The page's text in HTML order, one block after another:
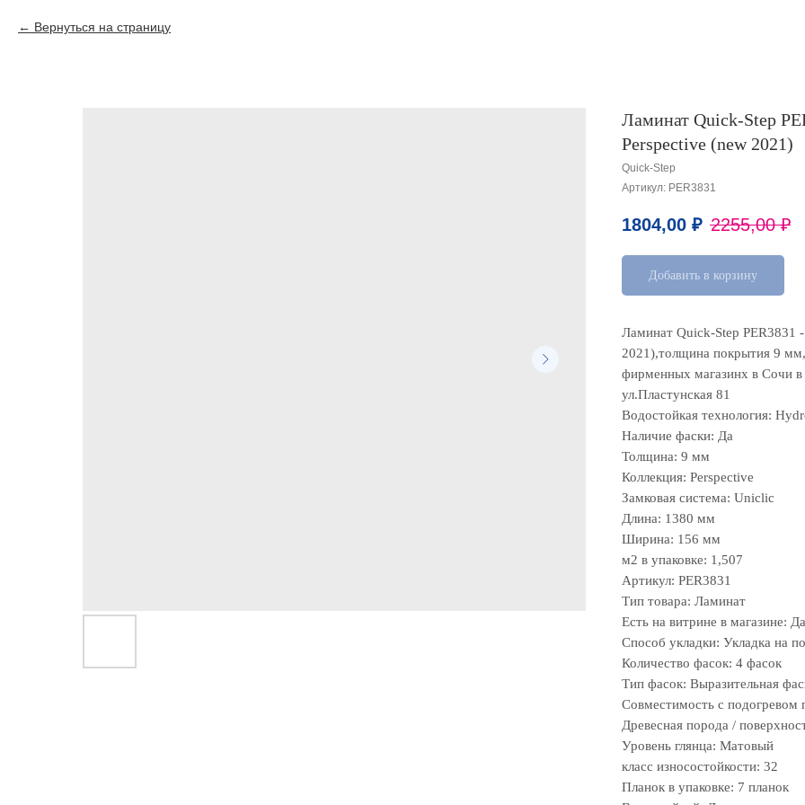
Вернуться на страницу
Ламинат Quick-Step
Perspective (new 2021)
Quick-Step
Артикул: PER3831
1804,00 ₽ 2255,00 ₽
Добавить в корзину
Ламинат Quick-Step PER3831
2021),толщина покрытия 9
фирменных магазинх в Сочи
ул.Пластунская 81
Водостойкая технология:
Наличие фаски: Да
Толщина: 9 мм
Коллекция: Perspective
Замковая система: Uniclic
Длина: 1380 мм
Ширина: 156 мм
м2 в упаковке: 1,507
Артикул: PER3831
Тип товара: Ламинат
Есть на витрине в магазине: Да
Способ укладки: Укладка на
Количество фасок: 4 фасок
Тип фасок: Выразительная
Совместимость с подогревом
Древесная порода /
Уровень глянца: Матовый
класс износостойкости: 32
Планок в упаковке: 7 планок